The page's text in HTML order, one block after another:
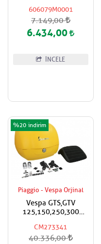
606079M0001
7.149,00
6.434,00
İNCELE
Piaggio - Vespa Orjinal
Vespa GTS,GTV
125,150,250,300
Çanta Mat Sarı Renk
Boya Kod:974/A Siyah
CM273341
%20
40.336,00